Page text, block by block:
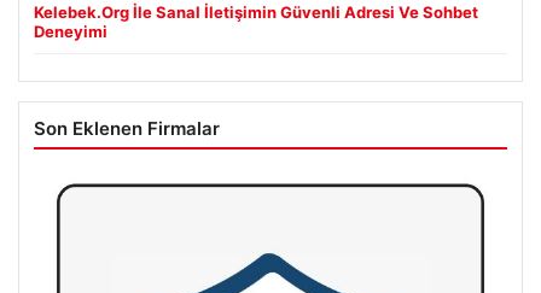
Kelebek.Org İle Sanal İletişimin Güvenli Adresi Ve Sohbet
Deneyimi
Son Eklenen Firmalar